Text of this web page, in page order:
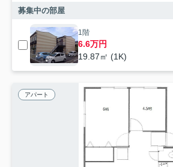
募集中の部屋
1階
6.6万円
19.87㎡ (1K)
アパート